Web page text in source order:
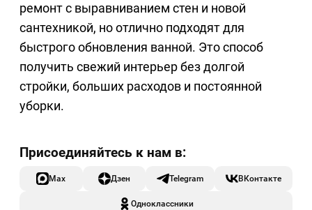
ремонт с выравниванием стен и новой
сантехникой, но отлично подходят для
быстрого обновления ванной. Это способ
получить свежий интерьер без долгой
стройки, больших расходов и постоянной
уборки.
Max Дзен Telegram ВКонтакте
Одноклассники